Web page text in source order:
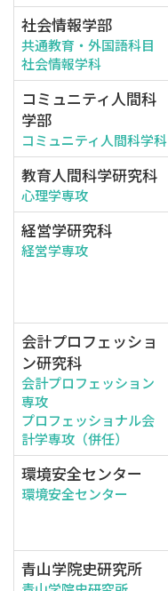
社会情報学部
共通教育・外国語科目
社会情報学科
コミュニティ人間科
学部
コミュニティ人間科学科
教育人間科学研究科
心理学専攻
経営学研究科
経営学専攻
会計プロフェッショ
ン研究科
会計プロフェッション
専攻
プロフェッショナル会
計学専攻（併任）
環境安全センター
環境安全センター
青山学院史研究所